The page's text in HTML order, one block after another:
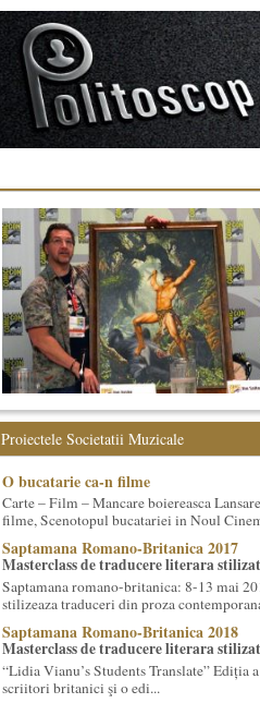
Proiectele Societatii Muzicale
O bucatarie ca-n filme
Carte – Film – Mancare boiereasca
filme, Scenotopul bucatariei in Noul
Saptamana Romano-Britanica 2017
Masterclass de traducere literara
Saptamana romano-britanica: 8-13 mai
stilizeaza traduceri din proza
Saptamana Romano-Britanica 2018
Masterclass de traducere literara
“Lidia Vianu’s Students Translate”
scriitori britanici şi o edi...